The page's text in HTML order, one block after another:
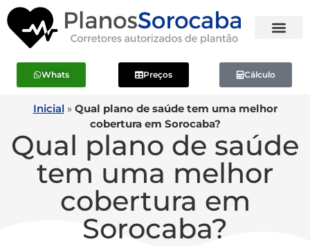
Whats Preços Cálculo
Inicial» Qual plano de saúde tem uma melhor
cobertura em Sorocaba?
Qual plano de saúde
tem uma melhor
cobertura em
Sorocaba?